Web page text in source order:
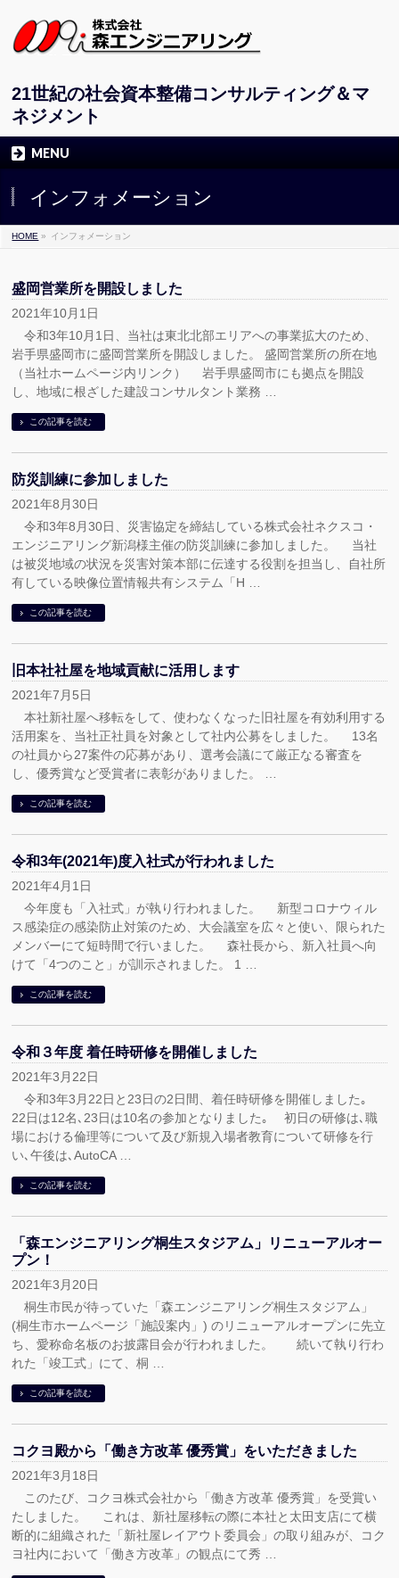
21世紀の社会資本整備コンサルティング＆マ
ネジメント
MENU
インフォメーション
HOME » インフォメーション
盛岡営業所を開設しました
2021年10月1日
令和3年10月1日、当社は東北北部エリアへの事業拡大のため、
岩手県盛岡市に盛岡営業所を開設しました。 盛岡営業所の所在地
（当社ホームページ内リンク） 岩手県盛岡市にも拠点を開設
し、地域に根ざした建設コンサルタント業務 …
この記事を読む
防災訓練に参加しました
2021年8月30日
令和3年8月30日、災害協定を締結している株式会社ネクスコ・
エンジニアリング新潟様主催の防災訓練に参加しました。 当社
は被災地域の状況を災害対策本部に伝達する役割を担当し、自社所
有している映像位置情報共有システム「H …
この記事を読む
旧本社社屋を地域貢献に活用します
2021年7月5日
本社新社屋へ移転をして、使わなくなった旧社屋を有効利用する
活用案を、当社正社員を対象として社内公募をしました。 13名
の社員から27案件の応募があり、選考会議にて厳正なる審査を
し、優秀賞など受賞者に表彰がありました。 …
この記事を読む
令和3年(2021年)度入社式が行われました
2021年4月1日
今年度も「入社式」が執り行われました。 新型コロナウィル
ス感染症の感染防止対策のため、大会議室を広々と使い、限られた
メンバーにて短時間で行いました。 森社長から、新入社員へ向
けて「4つのこと」が訓示されました。 1 …
この記事を読む
令和３年度 着任時研修を開催しました
2021年3月22日
令和3年3月22日と23日の2日間、着任時研修を開催しました｡
22日は12名､23日は10名の参加となりました｡ 初日の研修は､職
場における倫理等について及び新規入場者教育について研修を行
い､午後は､AutoCA …
この記事を読む
「森エンジニアリング桐生スタジアム」リニューアルオー
プン！
2021年3月20日
桐生市民が待っていた「森エンジニアリング桐生スタジアム」
(桐生市ホームページ「施設案内」) のリニューアルオープンに先立
ち、愛称命名板のお披露目会が行われました。 続いて執り行わ
れた「竣工式」にて、桐 …
この記事を読む
コクヨ殿から「働き方改革 優秀賞」をいただきました
2021年3月18日
このたび、コクヨ株式会社から「働き方改革 優秀賞」を受賞い
たしました。 これは、新社屋移転の際に本社と太田支店にて横
断的に組織された「新社屋レイアウト委員会」の取り組みが、コク
ヨ社内において「働き方改革」の観点にて秀 …